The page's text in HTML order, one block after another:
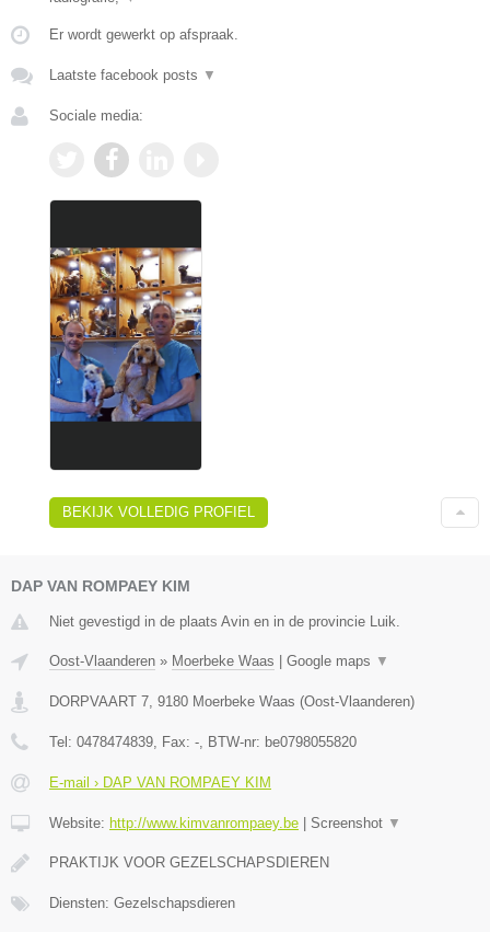
Er wordt gewerkt op afspraak.
Laatste facebook posts ▼
Sociale media:
BEKIJK VOLLEDIG PROFIEL
DAP VAN ROMPAEY KIM
Niet gevestigd in de plaats Avin en in de provincie Luik.
Oost-Vlaanderen » Moerbeke Waas Google maps ▼
DORPVAART 7 9180 Moerbeke Waas (Oost-Vlaanderen)
Tel: 0478474839 , Fax: - , BTW-nr: be0798055820
E-mail › DAP VAN ROMPAEY KIM
Website: http://www.kimvanrompaey.be Screenshot ▼
PRAKTIJK VOOR GEZELSCHAPSDIEREN
Diensten: Gezelschapsdieren